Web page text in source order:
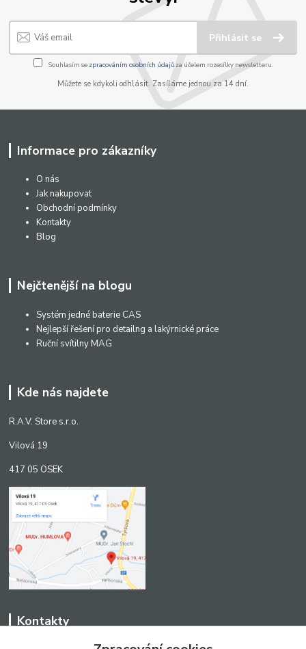
Přihlásit se
Souhlasím se zpracováním osobních údajůza účelem rozesílky newsletteru.
Můžete se kdykoli odhlásit. Zasíláme jednou za 14 dní.
Informace pro zákazníky
O nás
Jak nakupovat
Obchodní podmínky
Kontakty
Blog
Nejčtenější na blogu
Systém jedné baterie CAS
Nejlepší řešení pro detailng a lakýrnické práce
Ruční svítilny MAG
Kde nás najdete
R.A.V. Store s.r.o.
Vilová 19
417 05 OSEK
Kontakty